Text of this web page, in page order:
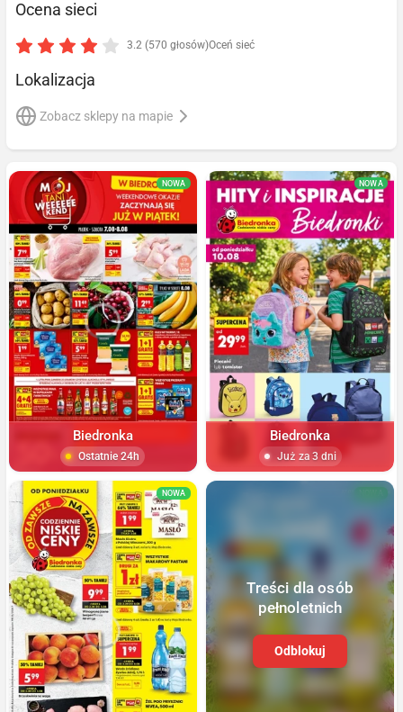
Ocena sieci
3.2 (570 głosów)Oceń sieć
Lokalizacja
Zobacz sklepy na mapie
NOWA
Biedronka
Ostatnie 24h
NOWA
Biedronka
Już za 3 dni
NOWA
Treści dla osób
pełnoletnich
Odblokuj